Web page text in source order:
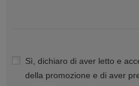
Sì, dichiaro di aver letto e
della promozione e di aver